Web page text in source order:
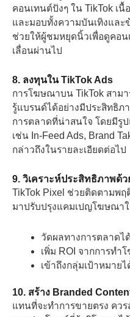
คอนเทนต์ปังๆ ใน TikTok เ
และมอบทั้งความบันเทิงแล
ช่วยให้ผู้ชมหยุดนิ้วเพื่อดูคอ
เลื่อนผ่านไป
8. ลงทุนใน TikTok Ads
การโฆษณาบน TikTok สามา
รู้แบรนด์ได้อย่างมีประสิทธิ
การตลาดที่น่าสนใจ โดยมีรู
เช่น In-Feed Ads, Brand
กล่าวถึงในรายละเอียดต่อไป
9. วิเคราะห์ประสิทธิภาพด้ว
TikTok Pixel ช่วยติดตามพ
มาปรับปรุงแคมเปญโฆษณา
วัดผลทางการตลาดไ
เพิ่ม ROI จากการทำ
เข้าถึงกลุ่มเป้าหมาย
10. สร้าง Branded
แทนที่จะทำการขายตรง คว